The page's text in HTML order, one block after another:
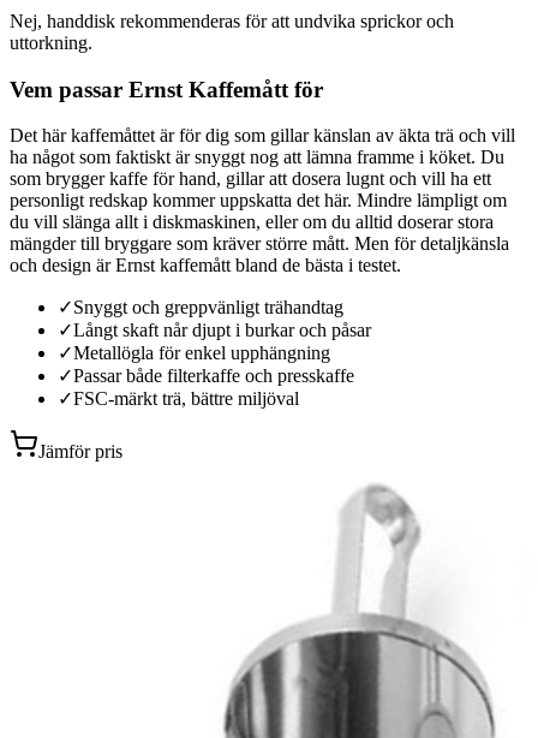
Nej, handdisk rekommenderas för att undvika sprickor och
uttorkning.
Vem passar Ernst Kaffemått för
Det här kaffemåttet är för dig som gillar känslan av äkta trä och vill
ha något som faktiskt är snyggt nog att lämna framme i köket. Du
som brygger kaffe för hand, gillar att dosera lugnt och vill ha ett
personligt redskap kommer uppskatta det här. Mindre lämpligt om
du vill slänga allt i diskmaskinen, eller om du alltid doserar stora
mängder till bryggare som kräver större mått. Men för detaljkänsla
och design är Ernst kaffemått bland de bästa i testet.
✓Snyggt och greppvänligt trähandtag
✓Långt skaft når djupt i burkar och påsar
✓Metallögla för enkel upphängning
✓Passar både filterkaffe och presskaffe
✓FSC-märkt trä, bättre miljöval
Jämför pris